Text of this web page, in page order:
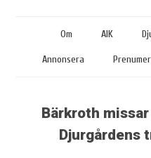
Om AIK
Annonsera
Bärkroth
Djurgårdens